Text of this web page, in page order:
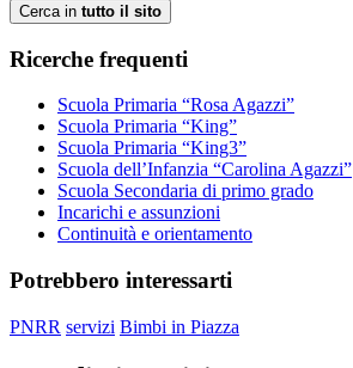
Cerca in tutto il sito
Ricerche frequenti
Scuola Primaria “Rosa Agazzi”
Scuola Primaria “King”
Scuola Primaria “King3”
Scuola dell’Infanzia “Carolina Agazzi”
Scuola Secondaria di primo grado
Incarichi e assunzioni
Continuità e orientamento
Potrebbero interessarti
PNRR servizi Bimbi in Piazza